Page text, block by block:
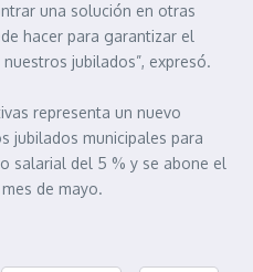
una solución en otras
hacer para garantizar el
jubilados”, expresó.
representa un nuevo
jubilados municipales para
salarial del 5 % y se abone el
de mayo.